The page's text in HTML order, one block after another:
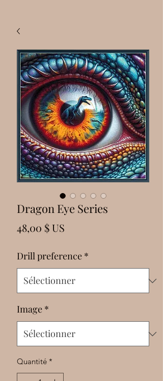
Dragon Eye Series
48,00 $ US
Drill preference *
Image *
Quantité *